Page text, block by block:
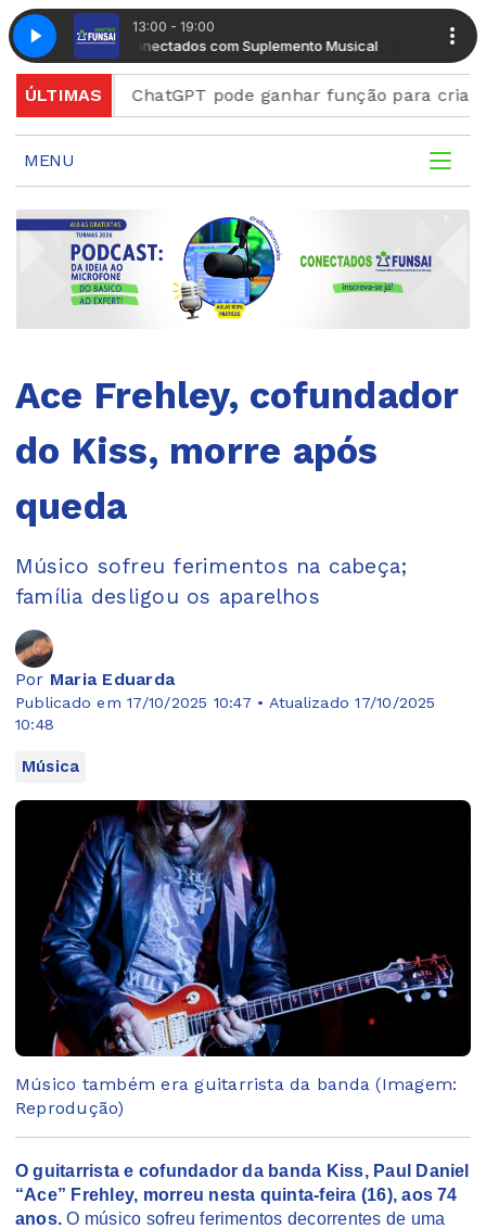
13:00 - 19:00
Radio Conectados com Suplemento Musical Radio
ÚLTIMAS
ChatGPT pode ganhar função para criar figurinhas
MENU
Ace Frehley, cofundador
do Kiss, morre após
queda
Músico sofreu ferimentos na cabeça;
família desligou os aparelhos
Por Maria Eduarda
Publicado em 17/10/2025 10:47 • Atualizado 17/10/2025
10:48
Música
Músico também era guitarrista da banda (Imagem:
Reprodução)
O guitarrista e cofundador da banda Kiss, Paul Daniel
“Ace” Frehley, morreu nesta quinta-feira (16), aos 74
anos. O músico sofreu ferimentos decorrentes de uma